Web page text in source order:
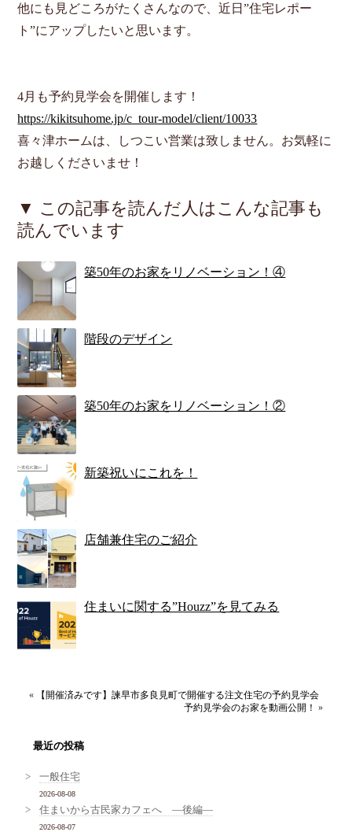
他にも見どころがたくさんなので、近日”住宅レポー
ト”にアップしたいと思います。
4月も予約見学会を開催します！
https://kikitsuhome.jp/c_tour-model/client/10033
喜々津ホームは、しつこい営業は致しません。お気軽に
お越しくださいませ！
▼ この記事を読んだ人はこんな記事も
読んでいます
築50年のお家をリノベーション！④
階段のデザイン
築50年のお家をリノベーション！②
新築祝いにこれを！
店舗兼住宅のご紹介
住まいに関する”Houzz”を見てみる
«
【開催済みです】諫早市多良見町で開催する注文住宅の予約見学会
予約見学会のお家を動画公開！ »
最近の投稿
一般住宅
2026-08-08
住まいから古民家カフェへ ―後編―
2026-08-07